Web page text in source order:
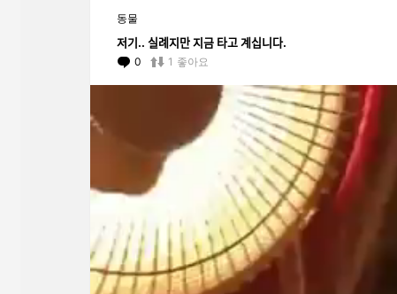
동물
저기.. 실례지만 지금 타고 계십니다.
0 Comments
1 좋아요
상